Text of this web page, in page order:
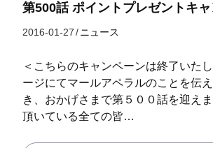
第500話 ポイントプレゼントキ
2016-01-27/ニュース
＜こちらのキャンペーンは終了いた
ージにてマールアペラルのことを伝
き、おかげさまで第５００話を迎え
頂いている全ての皆…